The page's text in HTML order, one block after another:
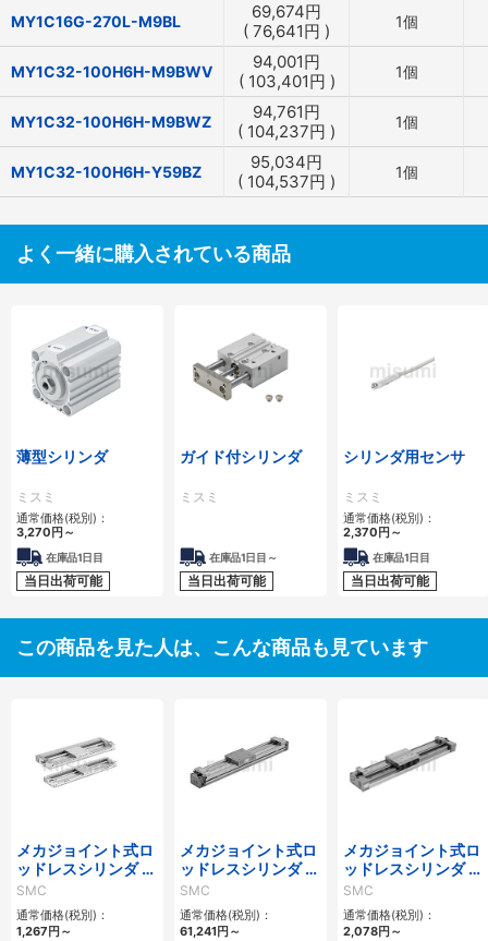
MY1C16G-270L-M9BL 69,674円
( 76,641円 ) 1個
MY1C32-100H6H-M9BWV 94,001円
( 103,401円 ) 1個
MY1C32-100H6H-M9BWZ 94,761円
( 104,237円 ) 1個
MY1C32-100H6H-Y59BZ 95,034円
( 104,537円 ) 1個
よく一緒に購入されている商品
薄型シリンダ
ミスミ
通常価格(税別)：
3,270 円 ～
在庫品1日目
当日出荷可能
ガイド付シリンダ
ミスミ
在庫品1日目～
当日出荷可能
シリンダ用センサ
ミスミ
通常価格(税別)：
2,370 円 ～
在庫品1日目
当日出荷可能
この商品を見た人は、こんな商品も見ています
メカジョイント式ロ
ッドレスシリンダ カ
ムフォロアガイド形
MY2Cシリーズ
SMC
通常価格(税別)：
1,267 円 ～
メカジョイント式ロ
ッドレスシリンダ カ
ムフォロアガイド形
二次電池対応 25A-
MY1Cシリーズ
SMC
通常価格(税別)：
61,241円 ～
メカジョイント式ロ
ッドレスシリンダ リ
ニアガイド形 MY1H
シリーズ
SMC
通常価格(税別)：
2,078円 ～